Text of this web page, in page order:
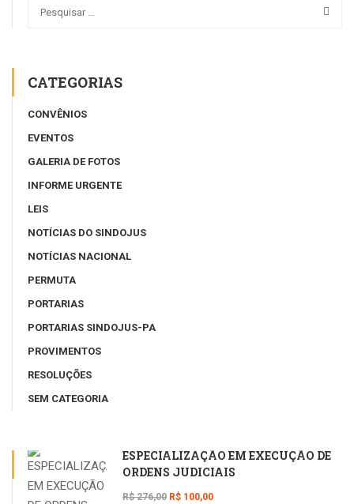
CATEGORIAS
CONVÊNIOS
EVENTOS
GALERIA DE FOTOS
INFORME URGENTE
LEIS
NOTÍCIAS DO SINDOJUS
NOTÍCIAS NACIONAL
PERMUTA
PORTARIAS
PORTARIAS SINDOJUS-PA
PROVIMENTOS
RESOLUÇÕES
SEM CATEGORIA
ESPECIALIZAÇÃO EM EXECUÇÃO DE
ORDENS JUDICIAIS
R$ 276,00 R$ 100,00